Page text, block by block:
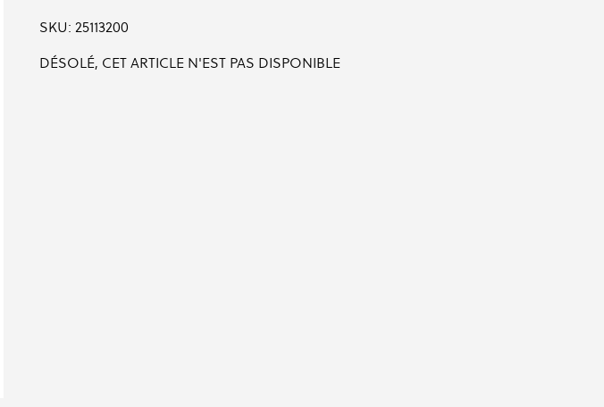
SKU: 25113200
DÉSOLÉ, CET ARTICLE N'EST PAS DISPONIBLE